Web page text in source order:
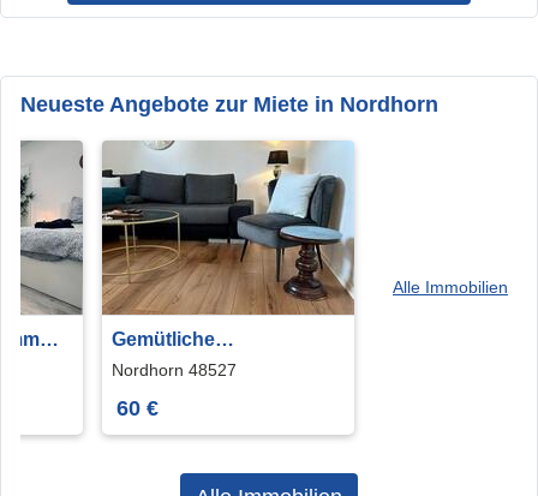
Neueste Angebote zur Miete in Nordhorn
Gemütliche
Ferienwohnung in
Nordhorn – zentral &
Nordhorn 48527
60 €
Alle Immobilien